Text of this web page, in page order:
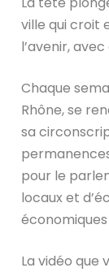
ville qui croit
l’avenir,
Chaque
Rhône, se
sa
pour le
locaux et
La vidéo que